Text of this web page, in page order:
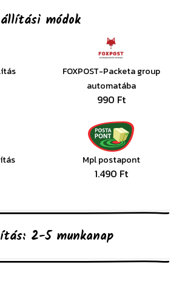
módok
FOXPOST-Packeta group
automatába
990 Ft
Mpl postapont
1.490 Ft
2-5 munkanap